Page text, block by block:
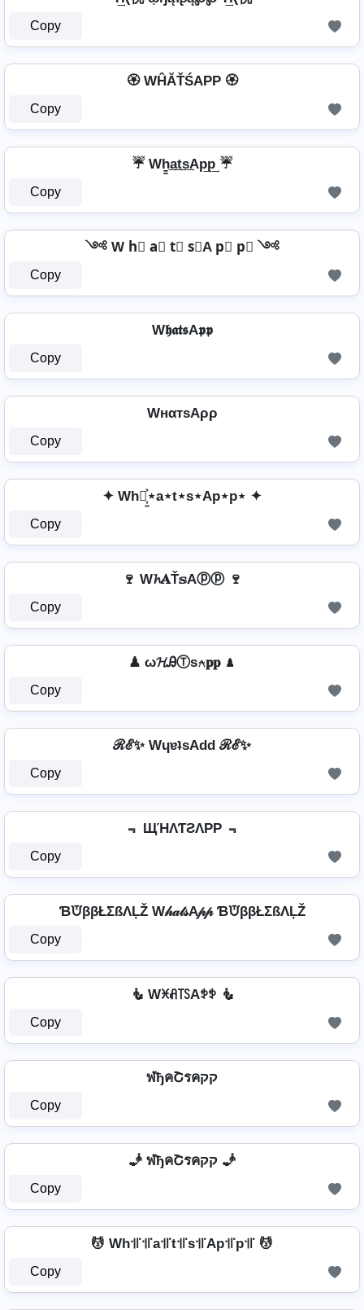
Copy
🏵️ WĤĂŤŚAРР 🏵️
Copy
☔ Wh̳͢a͢t͢s͢Ap͢p͢ ☔
Copy
༺ W h⃣ a⃣ t⃣ s⃣A p⃣ p⃣ ༺
Copy
W𝖍𝖆𝖙𝖘A𝖕𝖕
Copy
WнαтѕAρρ
Copy
✦ Wh⋆͎͍͐⋆a⋆t⋆s⋆Ap⋆p⋆ ✦
Copy
🍷 W𝓱𝐀Ť𝕤Aⓟⓟ 🍷
Copy
♟ ω𝓗ᎯⓉѕ⍲𝐩𝐩 ♟
Copy
ℛℰ✨ WɥɐʇsAdd ℛℰ✨
Copy
﹃ ЩΉΛƬƧΛPP ﹃
Copy
ƁᙈββŁΣßΛĻŽ W𝒽𝒶𝓉𝓈A𝓅𝓅 ƁᙈββŁΣßΛĻŽ
Copy
🧜️ Wꁝꋬ꓄ꇙAꉣꉣ 🧜️
Copy
ฬђคՇรคקק
Copy
🧞 ฬђคՇรคקק 🧞
Copy
💆 Wh꜉꜍꜉꜍a꜉꜍t꜉꜍s꜉꜍Ap꜉꜍p꜉꜍ 💆
Copy